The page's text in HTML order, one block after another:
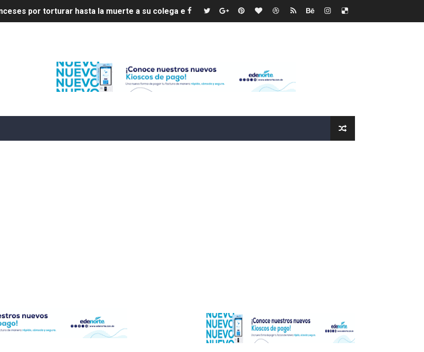
de cárcel por robo de celulares
de 2026
de hasta 35 °C para este miércoles
70.000 migrantes en Ceuta
fábrica de alcohol adulterado y recuperan motocicleta